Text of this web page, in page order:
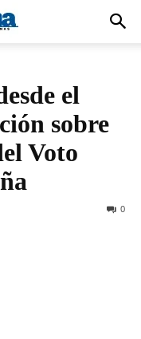
el
sobre
Voto
0